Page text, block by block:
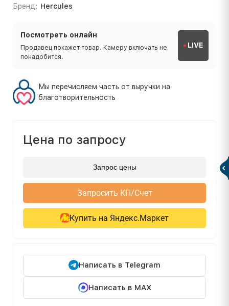
Бренд: Hercules
Посмотреть онлайн
Продавец покажет товар. Камеру включать не
понадобится.
LIVE
Мы перечисляем часть от выручки на
благотворительность
Цена по запросу
Запрос цены
Запросить КП/Счет
Купить на Яндекс.Маркет
Написать в Telegram
Написать в MAX